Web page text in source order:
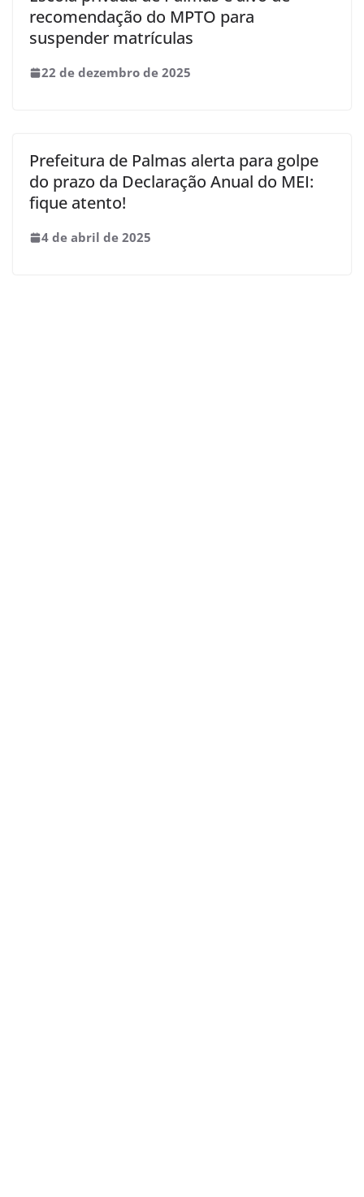
recomendação do MPTO para
suspender matrículas
22 de dezembro de 2025
Prefeitura de Palmas alerta para golpe
do prazo da Declaração Anual do MEI:
fique atento!
4 de abril de 2025